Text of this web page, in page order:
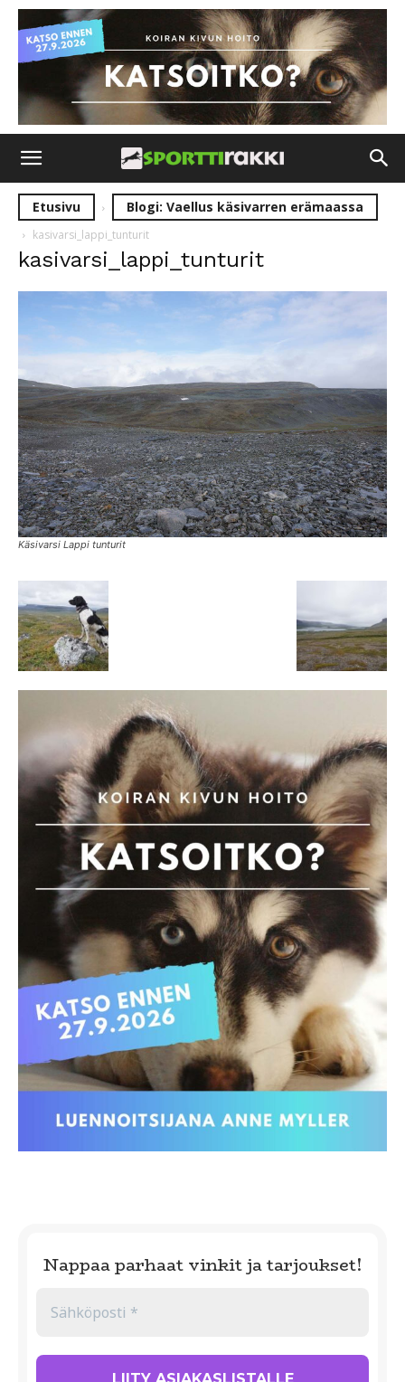
Etusivu Blogi: Vaellus käsivarren erämaassa
kasivarsi_lappi_tunturit
kasivarsi_lappi_tunturit
Käsivarsi Lappi tunturit
Nappaa parhaat vinkit ja tarjoukset!